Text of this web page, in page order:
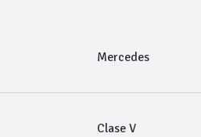
Mercedes
Clase V